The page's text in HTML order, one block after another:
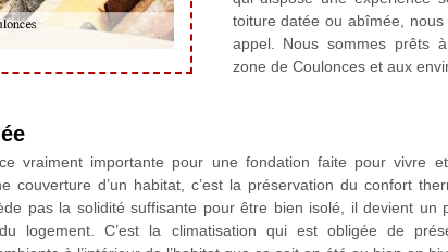
toiture datée ou abîmée,
appel. Nous sommes prêts
zone de Coulonces et aux
vraiment importante pour une fondation faite pour vivre
couverture d’un habitat, c’est la préservation du confort
pas la solidité suffisante pour être bien isolé, il devient un
logement. C’est la climatisation qui est obligée de